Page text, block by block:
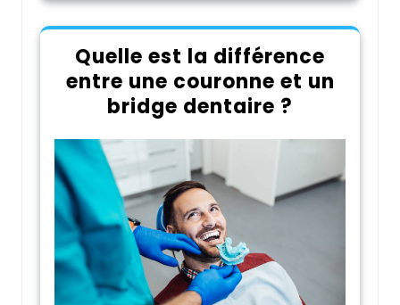
Quelle est la différence
entre une couronne et un
bridge dentaire ?